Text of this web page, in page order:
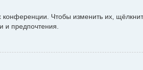
Чтобы изменить их,
и предпочтения.